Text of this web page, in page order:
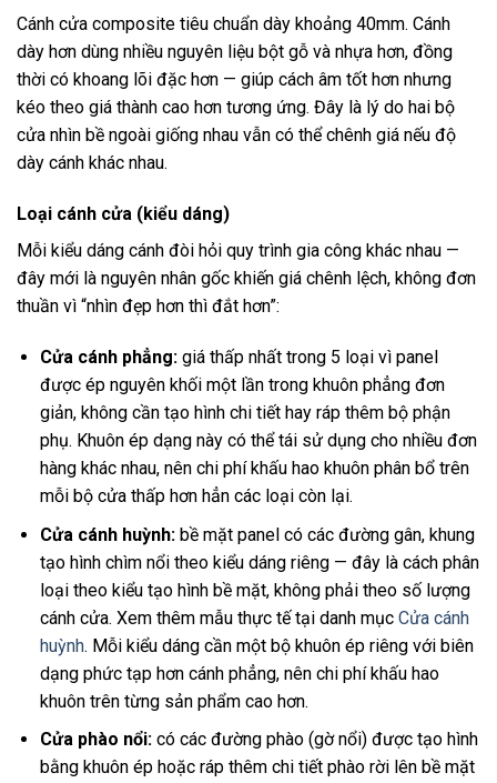
Cánh cửa composite tiêu chuẩn dày khoảng 40mm. Cánh
dày hơn dùng nhiều nguyên liệu bột gỗ và nhựa hơn, đồng
thời có khoang lõi đặc hơn — giúp cách âm tốt hơn nhưng
kéo theo giá thành cao hơn tương ứng. Đây là lý do hai bộ
cửa nhìn bề ngoài giống nhau vẫn có thể chênh giá nếu độ
dày cánh khác nhau.
Loại cánh cửa (kiểu dáng)
Mỗi kiểu dáng cánh đòi hỏi quy trình gia công khác nhau —
đây mới là nguyên nhân gốc khiến giá chênh lệch, không đơn
thuần vì “nhìn đẹp hơn thì đắt hơn”:
Cửa cánh phẳng:giá thấp nhất trong 5 loại vì panel
được ép nguyên khối một lần trong khuôn phẳng đơn
giản, không cần tạo hình chi tiết hay ráp thêm bộ phận
phụ. Khuôn ép dạng này có thể tái sử dụng cho nhiều đơn
hàng khác nhau, nên chi phí khấu hao khuôn phân bổ trên
mỗi bộ cửa thấp hơn hẳn các loại còn lại.
Cửa cánh huỳnh:bề mặt panel có các đường gân, khung
tạo hình chìm nổi theo kiểu dáng riêng — đây là cách phân
loại theo kiểu tạo hình bề mặt, không phải theo số lượng
cánh cửa. Xem thêm mẫu thực tế tại danh mục Cửa cánh
huỳnh. Mỗi kiểu dáng cần một bộ khuôn ép riêng với biên
dạng phức tạp hơn cánh phẳng, nên chi phí khấu hao
khuôn trên từng sản phẩm cao hơn.
Cửa phào nổi:có các đường phào (gờ nổi) được tạo hình
bằng khuôn ép hoặc ráp thêm chi tiết phào rời lên bề mặt